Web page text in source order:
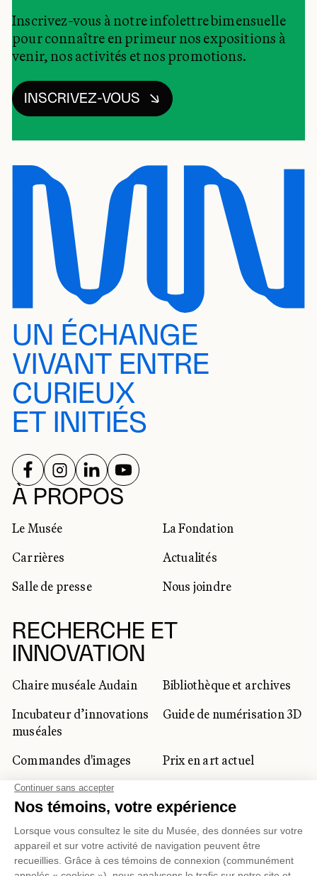
Inscrivez-vous à notre infolettre bimensuelle
pour connaître en primeur nos expositions à
venir, nos activités et nos promotions.
INSCRIVEZ-VOUS
UN ÉCHANGE
VIVANT ENTRE
CURIEUX
ET INITIÉS
À PROPOS
Le Musée
La Fondation
Carrières
Actualités
Salle de presse
Nous joindre
RECHERCHE ET
INNOVATION
Chaire muséale Audain
Bibliothèque et archives
Incubateur d’innovations
muséales
Guide de numérisation 3D
Commandes d'images
Prix en art actuel
Prix Lynne-Cohen
CLIENTÈLE CORPORATIVE
ET PRIVÉE
RÉSEAUX SOCIAUX
SUIVEZ-NOUS SUR
SUIVEZ-NOUS SUR
SUIVEZ-NOUS SUR
SUIVEZ-NOUS SUR